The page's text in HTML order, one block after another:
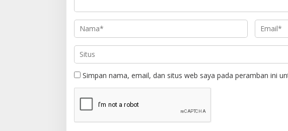
Simpan nama, email, dan situs web saya pada peramban ini